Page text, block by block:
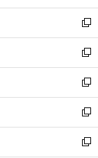
開
く
ウ
で
開
く
ン
ド
ウ
で
開
く
ウ
ィ
ン
ド
ウ
で
開
く
新
し
い
ウ
ィ
ン
ド
ウ
で
新
し
い
ウ
ィ
ン
ド
新
し
い
ウ
ィ
新
し
い
新